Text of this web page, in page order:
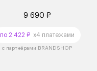
9 690 ₽
по 2 422 ₽x4 платежами
с партнёрами BRANDSHOP